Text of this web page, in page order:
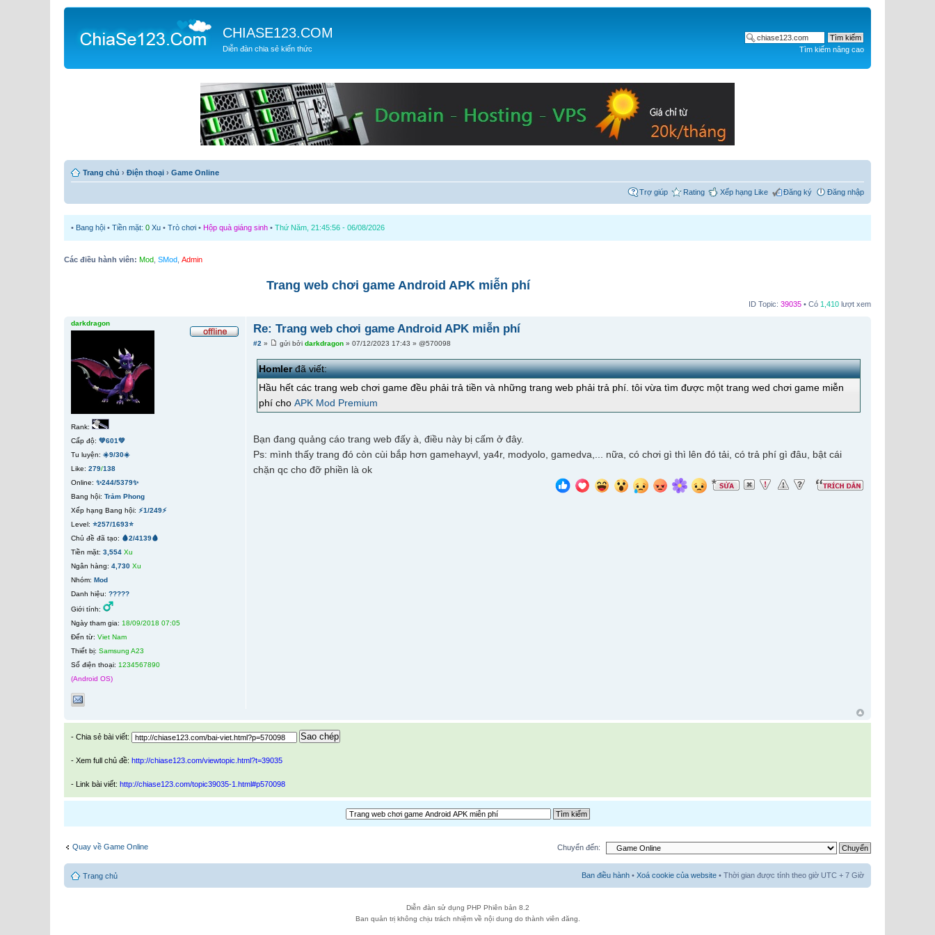
CHIASE123.COM
Diễn đàn chia sẻ kiến thức Tìm kiếm nâng cao
Trang chủ › Điện thoại › Game Online
Trợ giúp Rating Xếp hạng Like Đăng ký Đăng nhập
• Bang hội • Tiền mặt: 0 Xu • Trò chơi • Hộp quà giáng sinh • Thứ Năm, 21:45:56 - 06/08/2026
Các điều hành viên: Mod SMod Admin
Trang web chơi game Android APK miễn phí
ID Topic: 39035 • Có 1,410 lượt xem
Re: Trang web chơi game Android APK miễn phí
#2 » gửi bởidarkdragon » 07/12/2023 17:43 » @570098
Homlerđã viết:
Hầu hết các trang web chơi game đều phải trả tiền và những trang web phải trả phí. tôi vừa tìm được một trang wed chơi game miễn
phí choAPK Mod Premium
Bạn đang quảng cáo trang web đấy à, điều này bị cấm ở đây.
Ps: mình thấy trang đó còn cùi bắp hơn gamehayvl, ya4r, modyolo, gamedva,... nữa, có chơi gì thì lên đó tải, có trả phí gì đâu, bật cái
chặn qc cho đỡ phiền là ok
darkdragon
Rank:
Cấp độ: 💚601💚
Tu luyện: ☀️9/30☀️
Like: 279/138
Online: ✨244/5379✨
Bang hội: Trảm Phong
Xếp hạng Bang hội: ⚡1/249⚡
Level: ⭐257/1693⭐
Chủ đề đã tạo: 🩸2/4139🩸
Tiền mặt: 3,554 Xu
Ngân hàng: 4,730 Xu
Nhóm: Mod
Danh hiệu: ?????
Giới tính:
Ngày tham gia: 18/09/2018 07:05
Đến từ: Viet Nam
Thiết bị: Samsung A23
Số điện thoại: 1234567890
(Android OS)
- Chia sẻ bài viết: Sao chép
- Xem full chủ đề: http://chiase123.com/viewtopic.html?t=39035
- Link bài viết: http://chiase123.com/topic39035-1.html#p570098
Quay về Game Online Chuyển đến:
Trang chủ Ban điều hành • Xoá cookie của website • Thời gian được tính theo giờ UTC + 7 Giờ
Diễn đàn sử dụng PHP Phiên bản 8.2
Ban quản trị không chịu trách nhiệm về nội dung do thành viên đăng.